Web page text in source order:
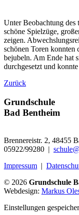
Unter Beobachtung
schöne Spielzüge,
zeigen.
schönen Toren konnten
bejubeln. Am Ende hat
durchgesetzt und
Zurück
Grundschule
Bad Bentheim
Brennereistr. 2, 48455
05922/99280 |
Impressum |
© 2026 Grundschule
Webdesign: Markus
Einstellungen